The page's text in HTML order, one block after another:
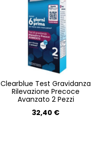
Clearblue Test Gravidanza
Rilevazione Precoce
Avanzato 2 Pezzi
32,40 €